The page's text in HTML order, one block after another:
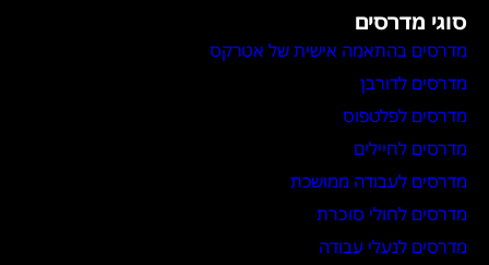
סוגי מדרסים
מדרסים בהתאמה אישית של אטרקס
מדרסים לדורבן
מדרסים לפלטפוס
מדרסים לחיילים
מדרסים לעבודה ממושכת
מדרסים לחולי סוכרת
מדרסים לנעלי עבודה